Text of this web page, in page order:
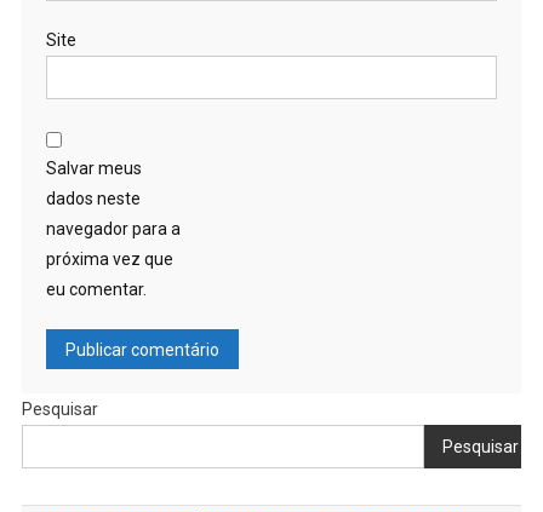
Site
Salvar meus
dados neste
navegador para a
próxima vez que
eu comentar.
Pesquisar
Pesquisar